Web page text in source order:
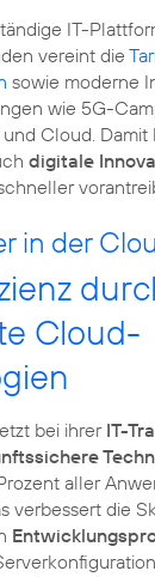
IT-
vereint die
sowie moderne
wie 5G-
Cloud. Damit
digitale
in der
Cloud-
bei ihrer IT-
aller
verbessert die